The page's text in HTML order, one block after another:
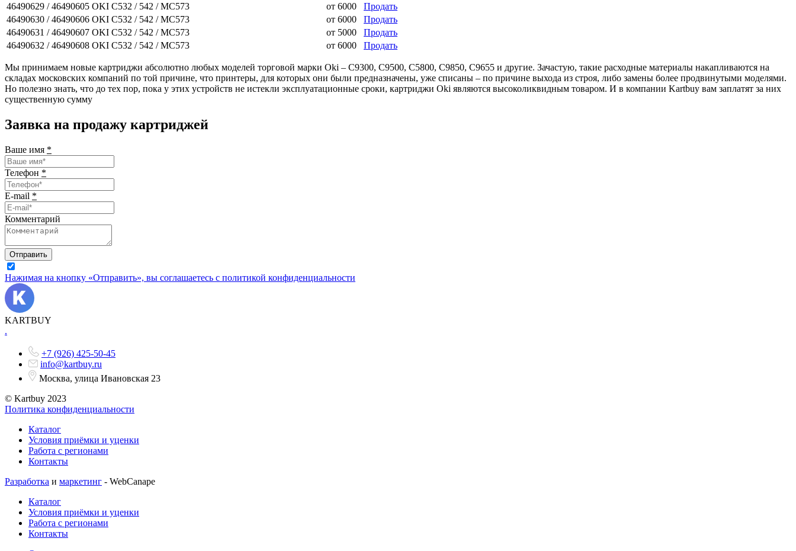
46490629 / 46490605 OKI C532 / 542 / MC573 от 6000
Продать
46490630 / 46490606 OKI C532 / 542 / MC573 от 6000
Продать
46490631 / 46490607 OKI C532 / 542 / MC573 от 5000
Продать
46490632 / 46490608 OKI C532 / 542 / MC573 от 6000 Продать
Мы принимаем новые картриджи абсолютно любых моделей торговой марки Oki – C9300, C9500, C5800, C9850, C9655 и другие. Зачастую, такие расходные материалы накапливаются на
складах московских компаний по той причине, что принтеры, для которых они были предназначены, уже списаны – по причине выхода из строя, либо замены более продвинутыми моделями.
Но полезно знать, что до тех пор, пока у этих устройств не истекли эксплуатационные сроки, картриджи Oki являются высоколиквидным товаром. И в компании Kartbuy вам заплатят за них
существенную сумму
Заявка на продажу картриджей
Ваше имя *
Телефон *
E-mail *
Комментарий
Отправить
Нажимая на кнопку «Отправить», вы соглашаетесь с политикой конфиденциальности
KARTBUY
.
+7 (926) 425-50-45
info@kartbuy.ru
Москва, улица Ивановская 23
© Kartbuy 2023
Политика конфиденциальности
Каталог
Условия приёмки и уценки
Работа с регионами
Контакты
Разработка и маркетинг - WebCanape
Каталог
Условия приёмки и уценки
Работа с регионами
Контакты